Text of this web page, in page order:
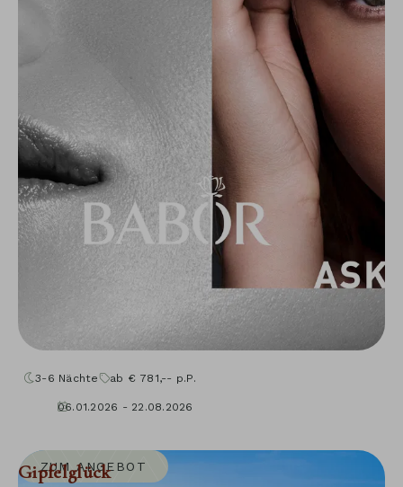
3-6 Nächte ab € 781,-- p.P.
06.01.2026 - 22.08.2026
Gipfelglück
ZUM ANGEBOT